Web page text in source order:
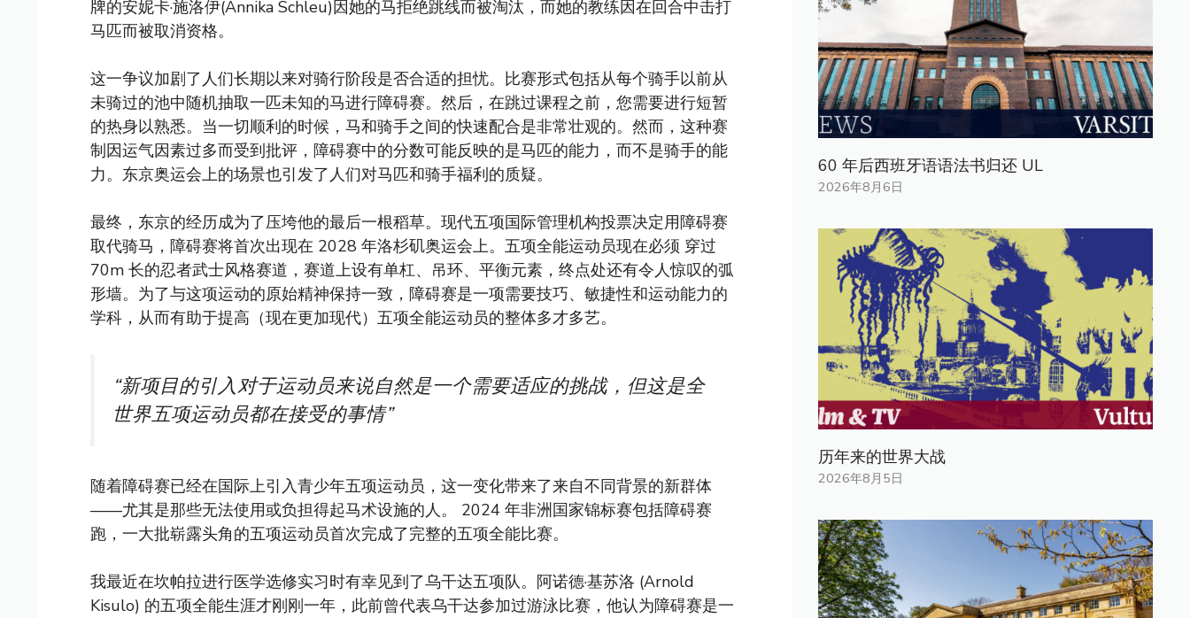
牌的安妮卡·施洛伊(Annika Schleu)因她的马拒绝跳线而被淘汰，而她的教练因在回合中击打
马匹而被取消资格。
这一争议加剧了人们长期以来对骑行阶段是否合适的担忧。比赛形式包括从每个骑手以前从
未骑过的池中随机抽取一匹未知的马进行障碍赛。然后，在跳过课程之前，您需要进行短暂
的热身以熟悉。当一切顺利的时候，马和骑手之间的快速配合是非常壮观的。然而，这种赛
制因运气因素过多而受到批评，障碍赛中的分数可能反映的是马匹的能力，而不是骑手的能
力。东京奥运会上的场景也引发了人们对马匹和骑手福利的质疑。
最终，东京的经历成为了压垮他的最后一根稻草。现代五项国际管理机构投票决定用障碍赛
取代骑马，障碍赛将首次出现在 2028 年洛杉矶奥运会上。五项全能运动员现在必须 穿过
70m 长的忍者武士风格赛道，赛道上设有单杠、吊环、平衡元素，终点处还有令人惊叹的弧
形墙。为了与这项运动的原始精神保持一致，障碍赛是一项需要技巧、敏捷性和运动能力的
学科，从而有助于提高（现在更加现代）五项全能运动员的整体多才多艺。
“新项目的引入对于运动员来说自然是一个需要适应的挑战，但这是全
世界五项运动员都在接受的事情”
随着障碍赛已经在国际上引入青少年五项运动员，这一变化带来了来自不同背景的新群体
——尤其是那些无法使用或负担得起马术设施的人。 2024 年非洲国家锦标赛包括障碍赛
跑，一大批崭露头角的五项运动员首次完成了完整的五项全能比赛。
我最近在坎帕拉进行医学选修实习时有幸见到了乌干达五项队。阿诺德·基苏洛 (Arnold
Kisulo) 的五项全能生涯才刚刚一年，此前曾代表乌干达参加过游泳比赛，他认为障碍赛是一
60 年后西班牙语语法书归还 UL
2026年8月6日
历年来的世界大战
2026年8月5日